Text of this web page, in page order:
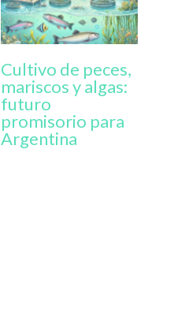
Cultivo de peces,
mariscos y algas:
futuro
promisorio para
Argentina